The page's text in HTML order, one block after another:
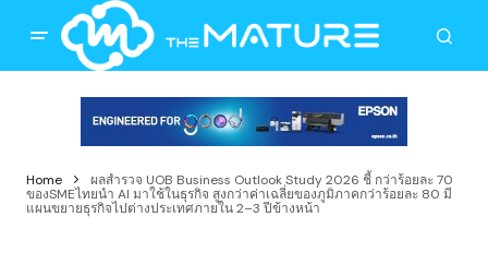
Home
ผลสำรวจ UOB Business Outlook Study 2026 ชี้ กว่าร้อยละ 70
ของSMEไทยนำ AI มาใช้ในธุรกิจ สูงกว่าค่าเฉลี่ยของภูมิภาคกว่าร้อยละ 80 มี
แผนขยายธุรกิจไปต่างประเทศภายใน 2–3 ปีข้างหน้า